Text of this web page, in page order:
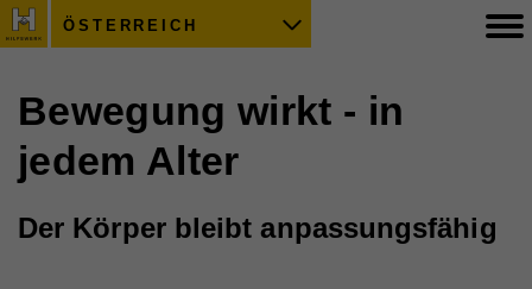
ÖSTERREICH
Bewegung wirkt - in
jedem Alter
Der Körper bleibt anpassungsfähig